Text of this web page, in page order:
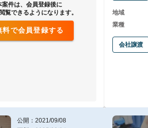
案件は、会員登録後に
覧できるようになります。
料で会員登録する
地域
業種
会社譲渡
公開：2021/09/08